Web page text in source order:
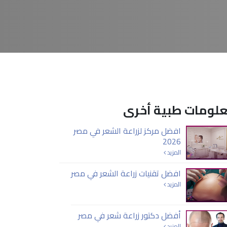
طبية أخرى
افضل مركز لزراعة الشعر في مصر
2026
المزيد
افضل تقنيات زراعة الشعر في مصر
المزيد
أفضل دكتور زراعة شعر في مصر